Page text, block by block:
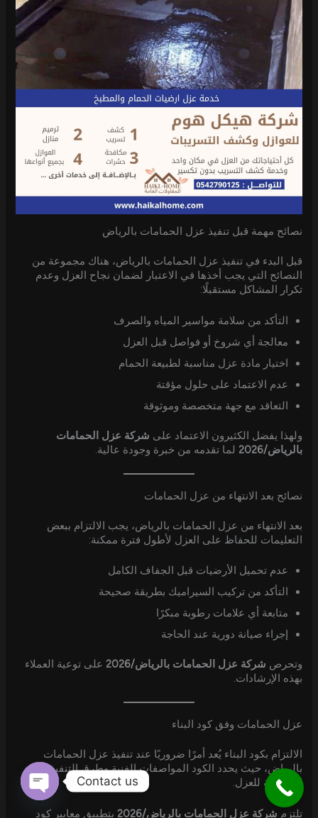
نصائح مهمة قبل تنفيذ عزل الحمامات بالرياض
قبل البدء في تنفيذ عزل الحمامات بالرياض، هناك مجموعة من
النصائح التي يجب أخذها في الاعتبار لضمان نجاح العزل وعدم
تكرار المشاكل مستقبلًا:
التأكد من سلامة مواسير المياه والصرف
معالجة أي شروخ أو فواصل قبل العزل
اختيار مادة عزل مناسبة لطبيعة الحمام
عدم الاعتماد على حلول مؤقتة
التعاقد مع جهة متخصصة وموثوقة
ولهذا يفضل الكثيرون الاعتماد على شركة عزل الحمامات
بالرياض/2026
لما تقدمه من خبرة وجودة عالية.
نصائح بعد الانتهاء من عزل الحمامات
بعد الانتهاء من عزل الحمامات بالرياض، يجب الالتزام ببعض
التعليمات للحفاظ على العزل لأطول فترة ممكنة:
عدم تحميل الأرضيات قبل الجفاف الكامل
التأكد من تركيب السيراميك بطريقة صحيحة
متابعة أي علامات رطوبة مبكرًا
إجراء صيانة دورية عند الحاجة
وتحرص شركة عزل الحمامات بالرياض/2026
على توعية العملاء
بهذه الإرشادات.
عزل الحمامات وفق كود البناء
الالتزام بكود البناء يُعد أمرًا ضروريًا عند تنفيذ عزل الحمامات
بالرياض، حيث يحدد الكود المواصفات الفنية وطرق التنفيذ
الصحيحة للعزل.
تلتزم شركة عزل الحمامات بالرياض/2026 بتطبيق معايير كود
Contact us
chaty